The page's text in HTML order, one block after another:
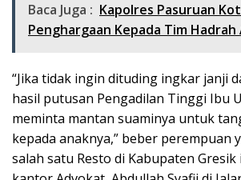
Baca Juga : Kapolres Pasuruan
Penghargaan Kepada Tim
“Jika tidak ingin dituding ingkar janji
hasil putusan Pengadilan Tinggi Ibu
meminta mantan suaminya untuk
kepada anaknya,” beber perempuan
salah satu Resto di Kabupaten